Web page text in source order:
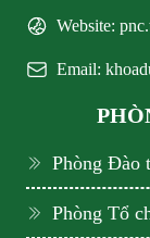
Website:
Email:
Phòng Đào
Phòng Tổ